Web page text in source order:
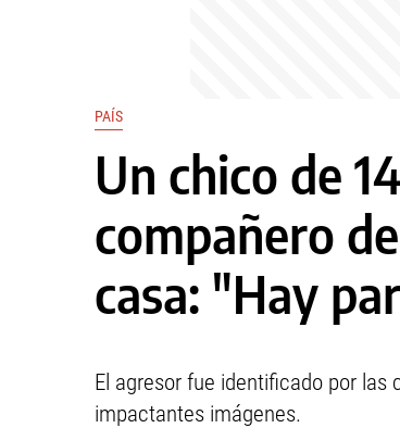
PAÍS
Un chico de
compañero
casa: "Hay
El agresor fue identificado por las
impactantes imágenes.